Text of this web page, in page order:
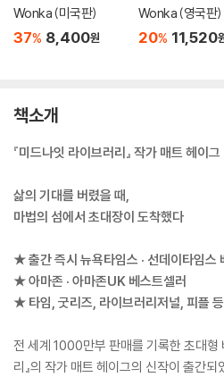
Wonka (미국판)
37% 8,400원
Wonka (영국판)
20% 11,520
책소개
『미드나잇 라이브러리』 작가 매트 헤이
삶의 기대를 버렸을 때,
마법의 섬에서 초대장이 도착했다
★ 출간 즉시 뉴욕타임스 · 선데이타임스
★ 아마존 · 아마존UK 베스트셀러
★ 타임, 굿리즈, 라이브러리저널, 피플
전 세계 1000만부 판매를 기록한 초대형
리』의 작가 매트 헤이그의 신작이 출간